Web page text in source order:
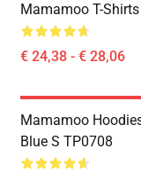
Mamamoo T-Shirts
€ 24,38 - € 28,06
Mamamoo
Blue S TP0708